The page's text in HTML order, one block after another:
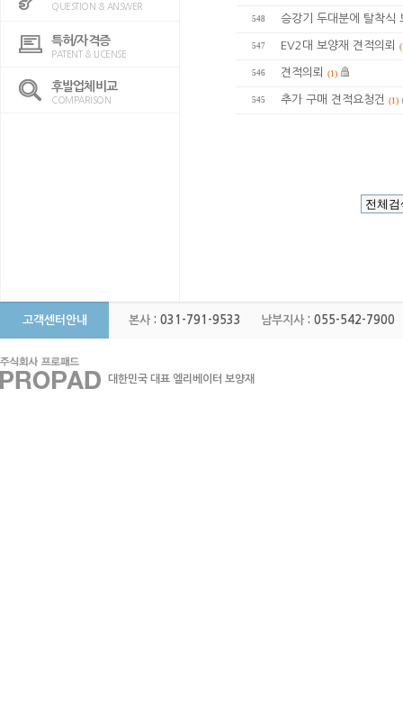
QUESTION & ANSWER
특허/자격증
PATENT & LICENSE
후발업체비교
COMPARISON
548 승강기 두대분에 탈착식
547 EV2대 보양재 견적의뢰
546 견적의뢰 (1)
545 추가 구매 견적요청건 (1)
고객센터안내 본사: 031-791-9533 남부지사: 055-542-7900
대한민국 대표 엘리베이터 보양재